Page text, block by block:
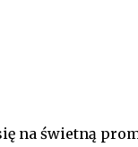
na świetną